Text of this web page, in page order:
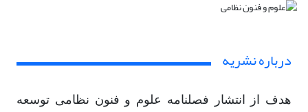
درباره نشریه
هدف از انتشار فصلنامه علوم و فنون نظامی توسعه